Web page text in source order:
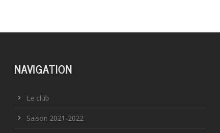
NAVIGATION
Le club
Saison 2021-2022